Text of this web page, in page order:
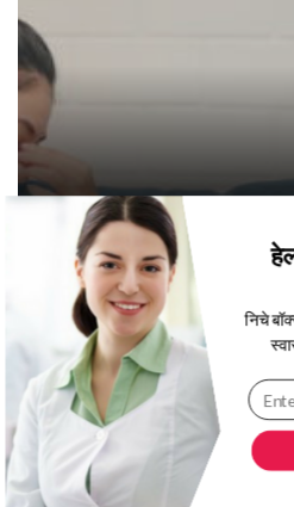
स्ट्रेस की वजह से भी हो सकता
स्टडी
निचे